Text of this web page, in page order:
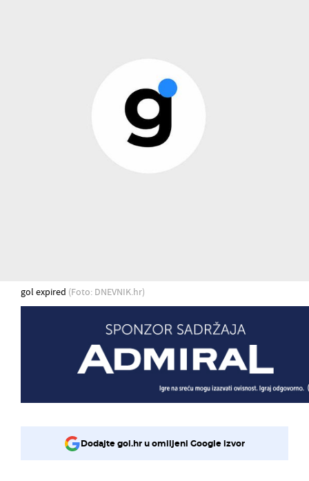
gol expired (Foto: DNEVNIK.hr)
Dodajte gol.hr u omiljeni Google izvor